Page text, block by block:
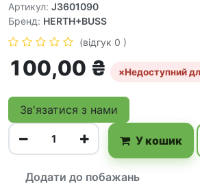
Артикул: J3601090
Бренд: HERTH+BUSS
(відгук 0 )
100,00 ₴ ×Недоступний
Зв'язатися з нами
У кошик
Додати до побажань